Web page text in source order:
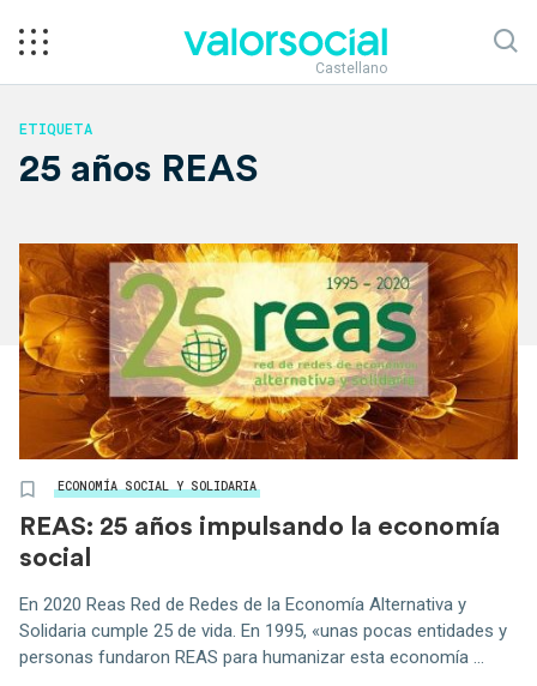
Castellano
ETIQUETA
25 años REAS
ECONOMÍA SOCIAL Y SOLIDARIA
REAS: 25 años impulsando la economía
social
En 2020 Reas Red de Redes de la Economía Alternativa y
Solidaria cumple 25 de vida. En 1995, «unas pocas entidades y
personas fundaron REAS para humanizar esta economía ...